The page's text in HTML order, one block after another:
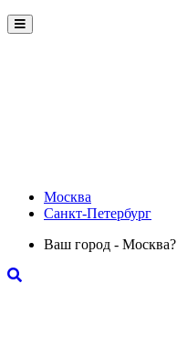
Menu
Москва
Санкт-Петербург
Ваш город - Москва?